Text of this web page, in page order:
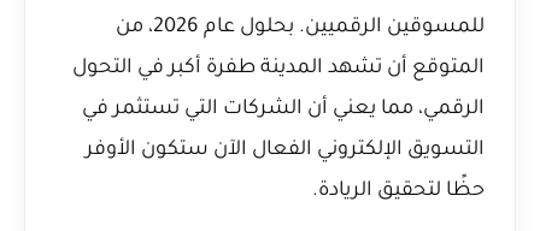
للمسوقين الرقميين. بحلول عام 2026، من
المتوقع أن تشهد المدينة طفرة أكبر في التحول
الرقمي، مما يعني أن الشركات التي تستثمر في
التسويق الإلكتروني الفعال الآن ستكون الأوفر
حظًا لتحقيق الريادة.